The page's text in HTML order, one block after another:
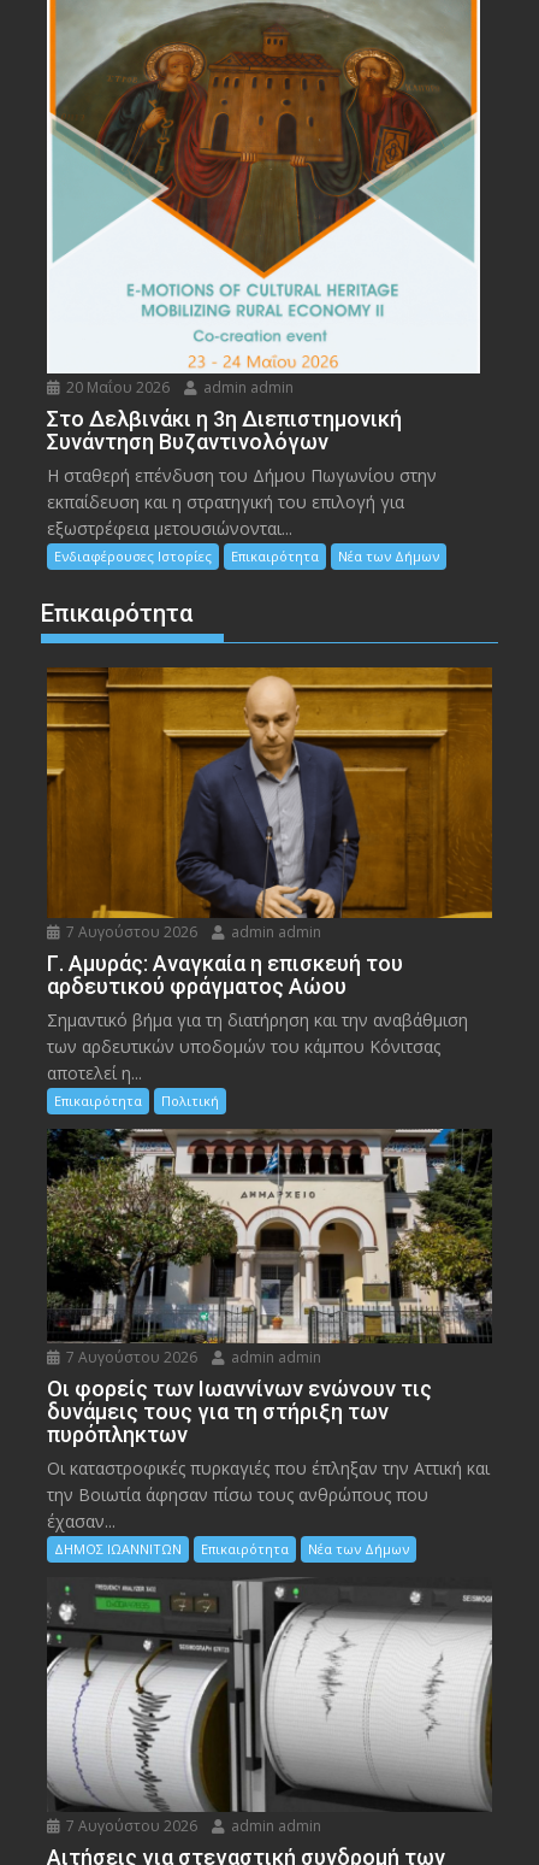
20 Μαΐου 2026 admin admin
Στο Δελβινάκι η 3η Διεπιστημονική
Συνάντηση Βυζαντινολόγων
Η σταθερή επένδυση του Δήμου Πωγωνίου στην
εκπαίδευση και η στρατηγική του επιλογή για
εξωστρέφεια μετουσιώνονται...
Ενδιαφέρουσες Ιστορίες Επικαιρότητα Νέα των Δήμων
Επικαιρότητα
7 Αυγούστου 2026 admin admin
Γ. Αμυράς: Αναγκαία η επισκευή του
αρδευτικού φράγματος Αώου
Σημαντικό βήμα για τη διατήρηση και την αναβάθμιση
των αρδευτικών υποδομών του κάμπου Κόνιτσας
αποτελεί η...
Επικαιρότητα Πολιτική
7 Αυγούστου 2026 admin admin
Οι φορείς των Ιωαννίνων ενώνουν τις
δυνάμεις τους για τη στήριξη των
πυρόπληκτων
Οι καταστροφικές πυρκαγιές που έπληξαν την Αττική και
την Bοιωτία άφησαν πίσω τους ανθρώπους που
έχασαν...
ΔΗΜΟΣ ΙΩΑΝΝΙΤΩΝ Επικαιρότητα Νέα των Δήμων
7 Αυγούστου 2026 admin admin
Αιτήσεις για στεγαστική συνδρομή των